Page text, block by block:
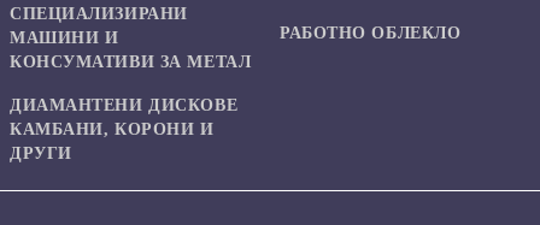
СПЕЦИАЛИЗИРАНИ
МАШИНИ И
КОНСУМАТИВИ ЗА МЕТАЛ
ДИАМАНТЕНИ ДИСКОВЕ
КАМБАНИ, КОРОНИ И
ДРУГИ
РАБОТНО ОБЛЕКЛО